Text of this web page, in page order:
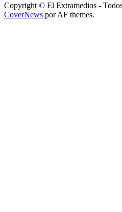
Copyright © El Extramedios -
CoverNews por AF themes.